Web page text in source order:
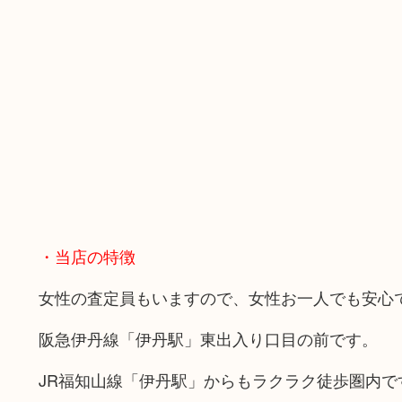
・当店の特徴
女性の査定員もいますので、女性お一人でも安心
阪急伊丹線「伊丹駅」東出入り口目の前です。
JR福知山線「伊丹駅」からもラクラク徒歩圏内で